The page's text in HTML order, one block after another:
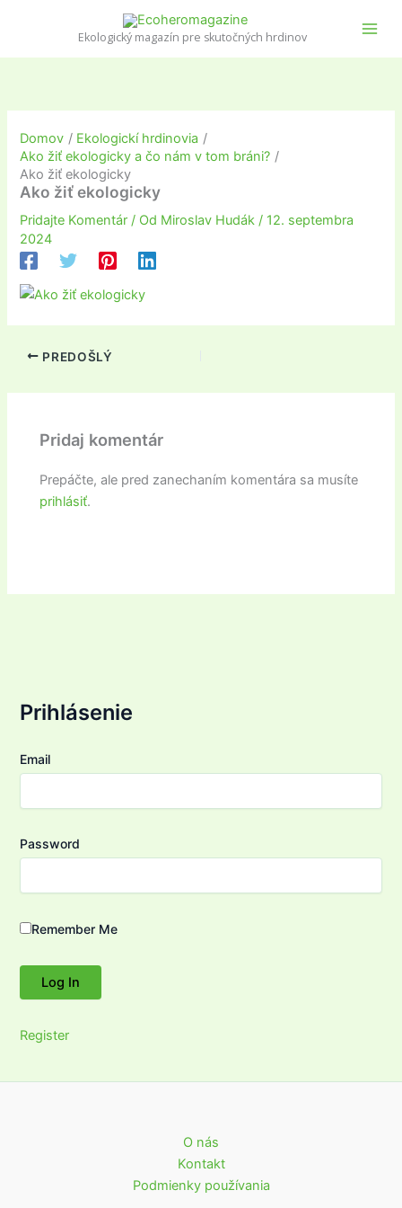
Ekologický magazín pre skutočných hrdinov
Domov
Ekologickí hrdinovia
Ako žiť ekologicky a čo nám v tom bráni?
Ako žiť ekologicky
Ako žiť ekologicky
Pridajte Komentár / Od Miroslav Hudák / 12. septembra
2024
PREDOŠLÝ
Pridaj komentár
Prepáčte, ale pred zanechaním komentára sa musíte
prihlásiť.
Prihlásenie
Email
Password
Remember Me
Register
O nás
Kontakt
Podmienky používania